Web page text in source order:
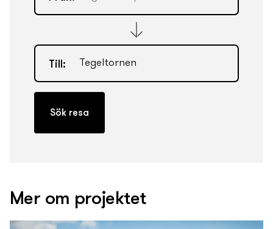
Till:
Mer om projektet